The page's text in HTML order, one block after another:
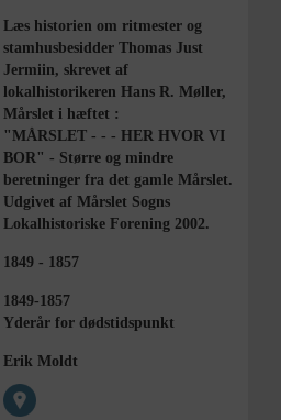
Læs historien om ritmester og
stamhusbesidder Thomas Just
Jermiin, skrevet af
lokalhistorikeren Hans R. Møller,
Mårslet i hæftet :
"MÅRSLET - - - HER HVOR VI
BOR" - Større og mindre
beretninger fra det gamle Mårslet.
Udgivet af Mårslet Sogns
Lokalhistoriske Forening 2002.
1849 - 1857
1849-1857
Yderår for dødstidspunkt
Erik Moldt